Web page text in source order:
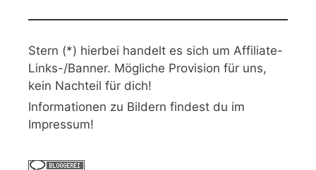
Stern (*) hierbei handelt es sich um Affiliate-
Links-/Banner. Mögliche Provision für uns,
kein Nachteil für dich!
Informationen zu Bildern findest du im
Impressum!